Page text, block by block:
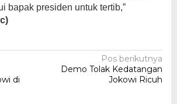
bapak presiden untuk tertib,”
di
Pos berikutnya
Demo Tolak Kedatangan
Jokowi Ricuh